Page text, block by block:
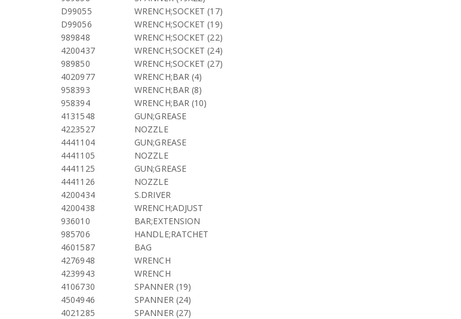
D99055
WRENCH;SOCKET (17)
D99056
WRENCH;SOCKET (19)
989848
WRENCH;SOCKET (22)
4200437
WRENCH;SOCKET (24)
989850
WRENCH;SOCKET (27)
4020977
WRENCH;BAR (4)
958393
WRENCH;BAR (8)
958394
WRENCH;BAR (10)
4131548
GUN;GREASE
4223527
NOZZLE
4441104
GUN;GREASE
4441105
NOZZLE
4441125
GUN;GREASE
4441126
NOZZLE
4200434
S.DRIVER
4200438
WRENCH;ADJUST
936010
BAR;EXTENSION
985706
HANDLE;RATCHET
4601587
BAG
4276948
WRENCH
4239943
WRENCH
4106730
SPANNER (19)
4504946
SPANNER (24)
4021285
SPANNER (27)